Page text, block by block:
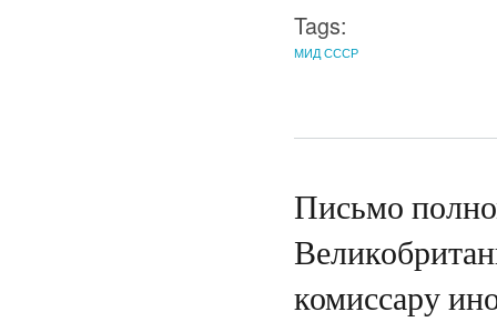
Tags:
МИД СССР
Письмо
комиссару